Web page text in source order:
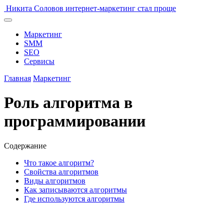
Никита Соловов интернет-маркетинг стал проще
Маркетинг
SMM
SEO
Сервисы
Главная Маркетинг
Роль алгоритма в
программировании
Содержание
Что такое алгоритм?
Свойства алгоритмов
Виды алгоритмов
Как записываются алгоритмы
Где используются алгоритмы